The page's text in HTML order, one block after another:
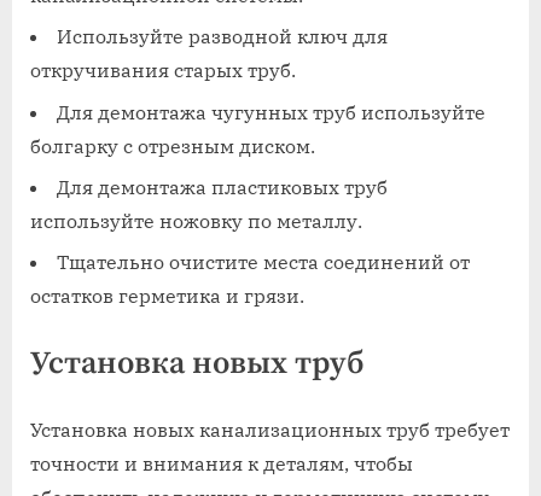
Используйте разводной ключ для
откручивания старых труб.
Для демонтажа чугунных труб используйте
болгарку с отрезным диском.
Для демонтажа пластиковых труб
используйте ножовку по металлу.
Тщательно очистите места соединений от
остатков герметика и грязи.
Установка новых труб
Установка новых канализационных труб требует
точности и внимания к деталям‚ чтобы